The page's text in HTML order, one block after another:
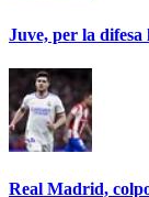
Juve, per la
Real Madrid,